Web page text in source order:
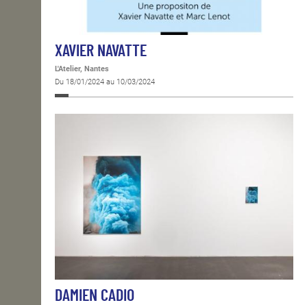
XAVIER NAVATTE
L'Atelier, Nantes
Du 18/01/2024 au 10/03/2024
DAMIEN CADIO